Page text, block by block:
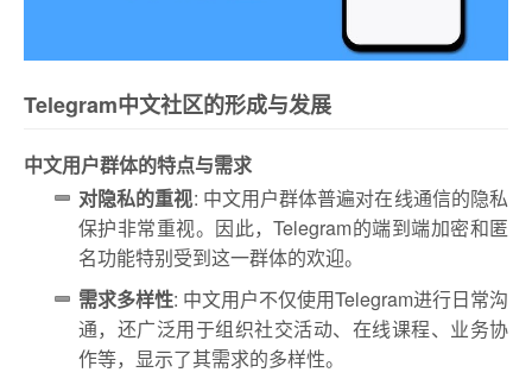
Telegram中文社区的形成与发展
中文用户群体的特点与需求
对隐私的重视: 中文用户群体普遍对在线通信的隐私
保护非常重视。因此，Telegram的端到端加密和匿
名功能特别受到这一群体的欢迎。
需求多样性: 中文用户不仅使用Telegram进行日常沟
通，还广泛用于组织社交活动、在线课程、业务协
作等，显示了其需求的多样性。